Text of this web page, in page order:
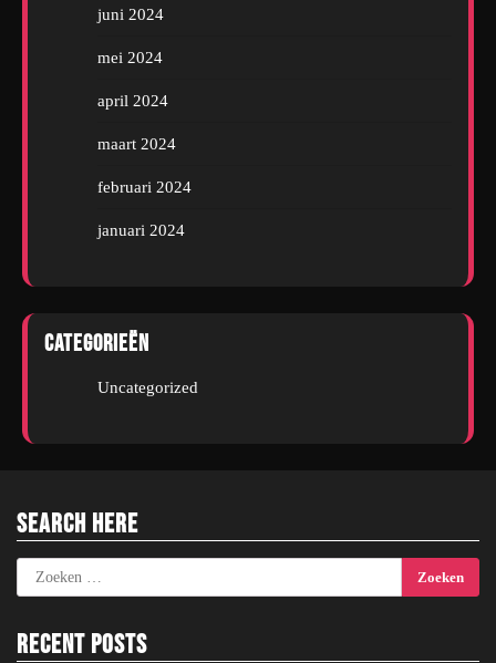
juni 2024
mei 2024
april 2024
maart 2024
februari 2024
januari 2024
Categorieën
Uncategorized
Search Here
Zoeken
naar:
Recent Posts